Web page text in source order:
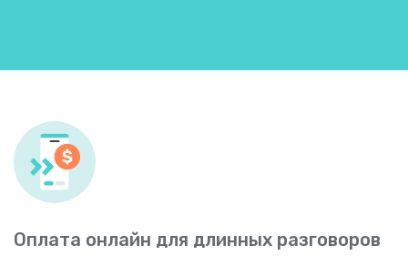
Оплата онлайн для длинных разговоров